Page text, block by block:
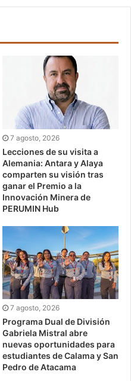
7 agosto, 2026
Lecciones de su visita a
Alemania: Antara y Alaya
comparten su visión tras
ganar el Premio a la
Innovación Minera de
PERUMIN Hub
7 agosto, 2026
Programa Dual de División
Gabriela Mistral abre
nuevas oportunidades para
estudiantes de Calama y San
Pedro de Atacama